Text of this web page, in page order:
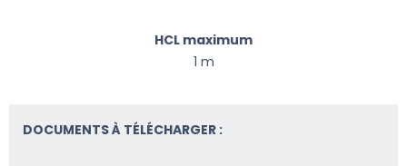
HCL maximum
1 m
DOCUMENTS À TÉLÉCHARGER :